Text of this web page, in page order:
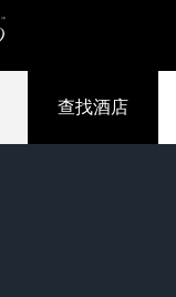
查找酒店